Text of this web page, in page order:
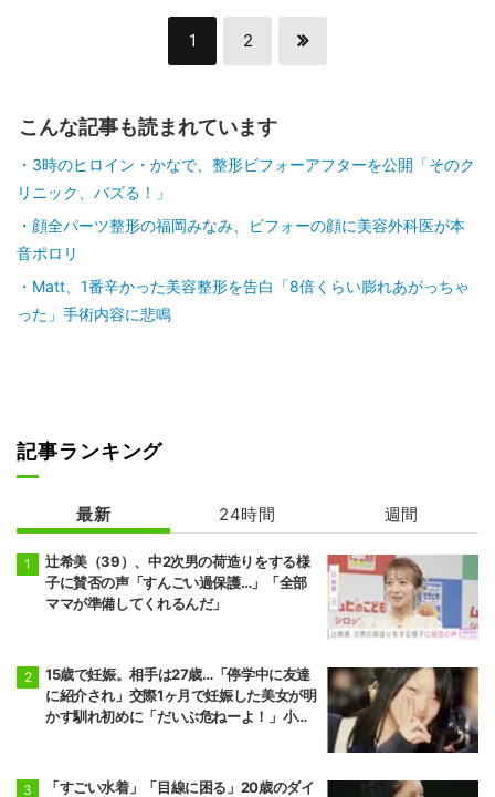
1 2
こんな記事も読まれています
3時のヒロイン・かなで、整形ビフォーアフターを公開「そのク
リニック、バズる！」
顔全パーツ整形の福岡みなみ、ビフォーの顔に美容外科医が本
音ポロリ
Matt、1番辛かった美容整形を告白「8倍くらい膨れあがっちゃ
った」手術内容に悲鳴
記事ランキング
最新 24時間 週間
辻希美（39）、中2次男の荷造りをする様
子に賛否の声「すんごい過保護…」「全部
ママが準備してくれるんだ」
15歳で妊娠。相手は27歳…「停学中に友達
に紹介され」交際1ヶ月で妊娠した美女が明
かす馴れ初めに「だいぶ危ねーよ！」小森
「すごい水着」「目線に困る」20歳のダイ